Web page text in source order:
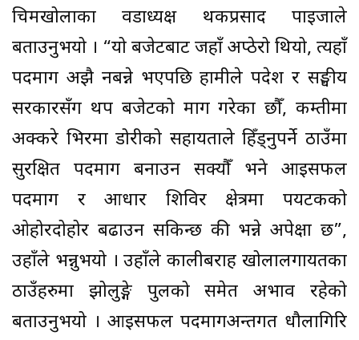
चिमखोलाका वडाध्यक्ष थकप्रसाद पाइजाले
बताउनुभयो । “यो बजेटबाट जहाँ अप्ठेरो थियो, त्यहाँ
पदमार्ग अझै नबन्ने भएपछि हामीले पदेश र सङ्घीय
सरकारसँग थप बजेटको माग गरेका छौँ, कम्तीमा
अक्करे भिरमा डोरीको सहायताले हिँड्नुपर्ने ठाउँमा
सुरक्षित पदमार्ग बनाउन सक्यौँ भने आइसफल
पदमार्ग र आधार शिविर क्षेत्रमा पर्यटकको
ओहोरदोहोर बढाउन सकिन्छ की भन्ने अपेक्षा छ”,
उहाँले भन्नुभयो । उहाँले कालीबराह खोलालगायतका
ठाउँहरुमा झोलुङ्गे पुलको समेत अभाव रहेको
बताउनुभयो । आइसफल पदमार्गअन्तर्गत धौलागिरि